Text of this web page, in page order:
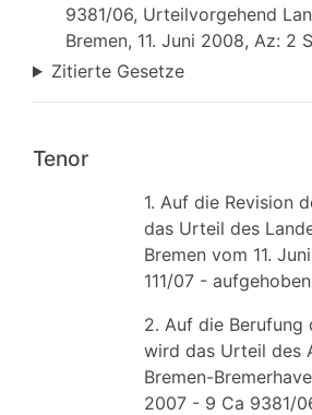
9381/06, Urteilvorgehend
Bremen, 11. Juni 2008, Az: 2
Zitierte Gesetze
Tenor
1. Auf die Revision
das Urteil des
Bremen vom 11.
111/07 -
2. Auf die Berufung
wird das Urteil des
Bremen-
2007 - 9 Ca 9381/